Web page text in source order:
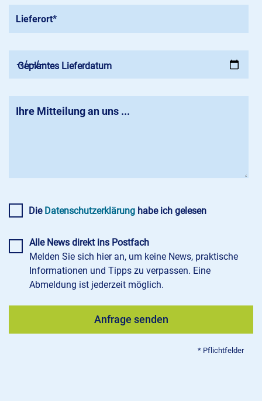
Geplantes Lieferdatum
Die Datenschutzerklärung habe ich gelesen
Alle News direkt ins Postfach
Melden Sie sich hier an, um keine News, praktische
Informationen und Tipps zu verpassen. Eine
Abmeldung ist jederzeit möglich.